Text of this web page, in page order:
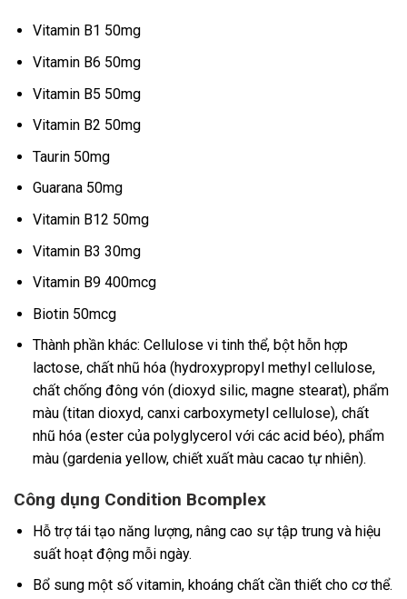
Vitamin B1 50mg
Vitamin B6 50mg
Vitamin B5 50mg
Vitamin B2 50mg
Taurin 50mg
Guarana 50mg
Vitamin B12 50mg
Vitamin B3 30mg
Vitamin B9 400mcg
Biotin 50mcg
Thành phần khác: Cellulose vi tinh thể, bột hỗn hợp
lactose, chất nhũ hóa (hydroxypropyl methyl cellulose,
chất chống đông vón (dioxyd silic, magne stearat), phẩm
màu (titan dioxyd, canxi carboxymetyl cellulose), chất
nhũ hóa (ester của polyglycerol với các acid béo), phẩm
màu (gardenia yellow, chiết xuất màu cacao tự nhiên).
Công dụng Condition Bcomplex
Hỗ trợ tái tạo năng lượng, nâng cao sự tập trung và hiệu
suất hoạt động mỗi ngày.
Bổ sung một số vitamin, khoáng chất cần thiết cho cơ thể.